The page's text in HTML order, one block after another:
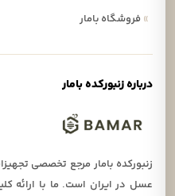
»فروشگاه بامار
درباره زنبورکده بامار
زنبورکده بامار مرجع تخصصی
عسل در ایران است. ما با ارائه